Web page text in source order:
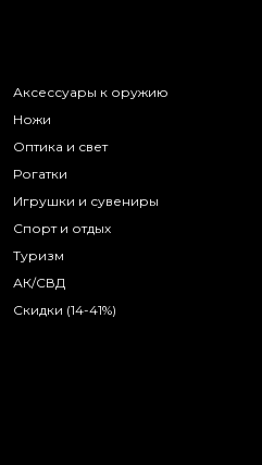
Аксессуары к оружию
Ножи
Оптика и свет
Рогатки
Игрушки и сувениры
Спорт и отдых
Туризм
АК/СВД
Скидки (14-41%)